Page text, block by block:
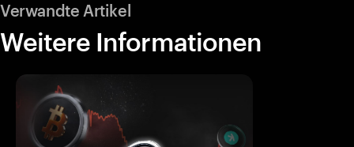
Verwandte Artikel
Weitere Informationen